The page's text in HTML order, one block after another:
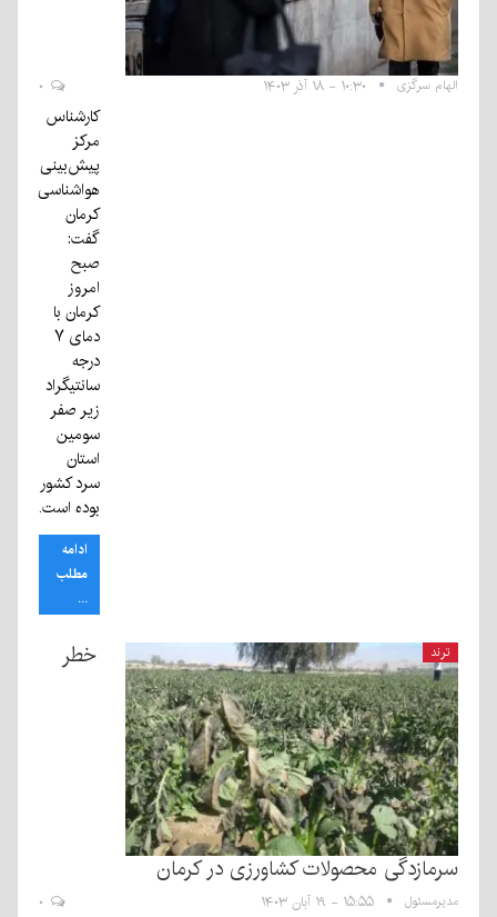
الهام سرگزی ۱۰:۳۰ - ۱۸ آذر ۱۴۰۳
کارشناس
مرکز
پیش‌بینی
هواشناسی
کرمان
گفت:
صبح
امروز
کرمان با
دمای ۷
درجه
سانتیگراد
زیر صفر
سومین
استان
سرد کشور
بوده است.
ادامه
مطلب
...
ترند خطر
سرمازدگی محصولات کشاورزی در کرمان
مدیرمسئول ۱۵:۵۵ - ۱۹ آبان ۱۴۰۳